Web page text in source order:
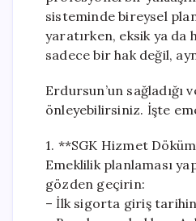
sisteminde bireysel
yaratırken, eksik ya da
sadece bir hak değil,
Erdursun’un sağladığı
önleyebilirsiniz. İşte
1. **SGK Hizmet
Emeklilik planlaması
gözden geçirin:
– İlk sigorta giriş